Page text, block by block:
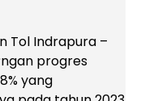
Tol Indrapura –
progres
yang